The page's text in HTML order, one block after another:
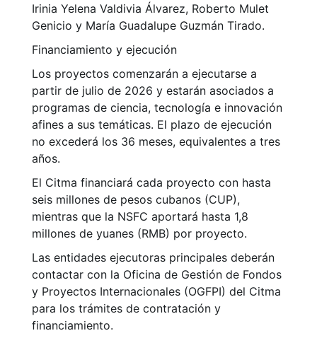
Irinia Yelena Valdivia Álvarez, Roberto Mulet
Genicio y María Guadalupe Guzmán Tirado.
Financiamiento y ejecución
Los proyectos comenzarán a ejecutarse a
partir de julio de 2026 y estarán asociados a
programas de ciencia, tecnología e innovación
afines a sus temáticas. El plazo de ejecución
no excederá los 36 meses, equivalentes a tres
años.
El Citma financiará cada proyecto con hasta
seis millones de pesos cubanos (CUP),
mientras que la NSFC aportará hasta 1,8
millones de yuanes (RMB) por proyecto.
Las entidades ejecutoras principales deberán
contactar con la Oficina de Gestión de Fondos
y Proyectos Internacionales (OGFPI) del Citma
para los trámites de contratación y
financiamiento.